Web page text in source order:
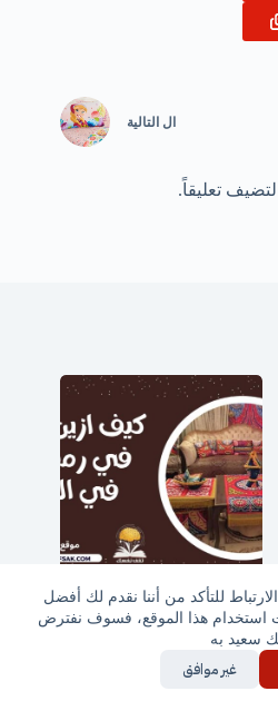
للتأكد من أننا نقدم لك أفضل
استخدام هذا الموقع، فسوف نفترض
سعيد به
غير موافق
ال التالية
لتضيف تعليقاً.
كيف أزين بيتي في رمضان
تشكيلة جديدة ورائعة